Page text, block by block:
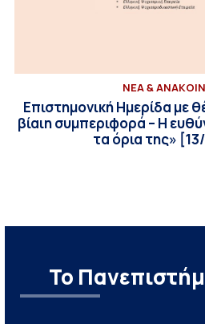
ΝΕΑ &
Επιστημονική Ημερίδα με
βίαιη συμπεριφορά – Η
τα όρια της»
Το